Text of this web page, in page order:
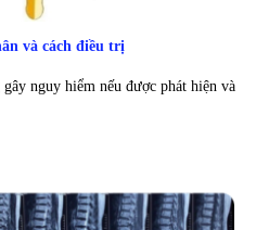
và cách điều trị
nguy hiểm nếu được phát hiện và